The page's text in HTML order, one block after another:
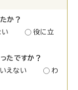
か？
い
役に立
たですか？
いえない
わ